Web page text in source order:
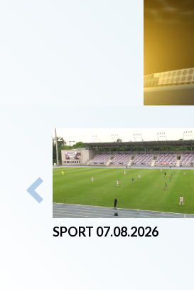
2026-08-07
SPORT 07.08.2026